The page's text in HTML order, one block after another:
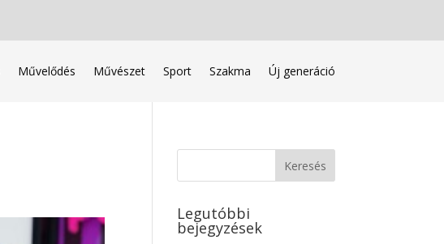
Művelődés Művészet Sport Szakma Új generáció
Legutóbbi
bejegyzések